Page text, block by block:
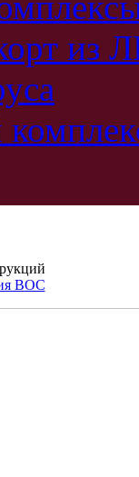
из
ВОС